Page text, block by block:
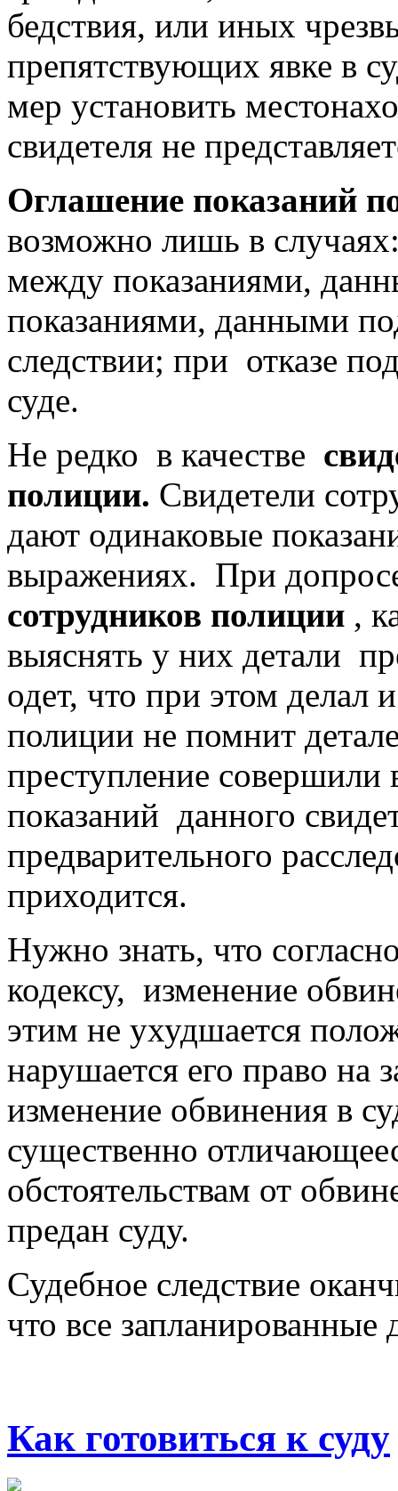
бедствия, или иных
препятствующих явке в
мер установить
свидетеля не
Оглашение показаний
возможно лишь в
между показаниями,
показаниями, данными
следствии; при отказе
суде.
Не редко в качестве
полиции. Свидетели
дают одинаковые
выражениях. При
сотрудников полиции ,
выяснять у них детали
одет, что при этом делал
полиции не помнит
преступление совершили
показаний данного
предварительного
приходится.
Нужно знать, что
кодексу, изменение
этим не ухудшается
нарушается его право на
изменение обвинения в
существенно
обстоятельствам от
предан суду.
Судебное следствие
что все запланированные
Как готовиться к суду